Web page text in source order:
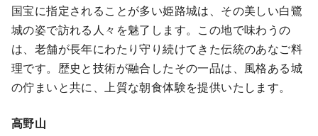
国宝に指定されることが多い姫路城は、その美しい白鷺
城の姿で訪れる人々を魅了します。この地で味わうの
は、老舗が長年にわたり守り続けてきた伝統のあなご料
理です。歴史と技術が融合したその一品は、風格ある城
の佇まいと共に、上質な朝食体験を提供いたします。
高野山